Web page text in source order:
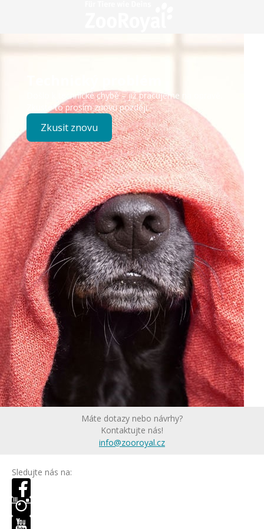
Došlo k technické chybě – již pracujeme na opravě.
Zkuste to prosím znovu později.
Zkusit znovu
Máte dotazy nebo návrhy?
Kontaktujte nás!
info@zooroyal.cz
Sledujte nás na: